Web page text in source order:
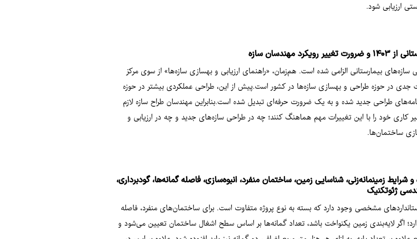
ارزیابی شود.
سازه
عملکردی برای تمامی سازه‌های بیمارستانی الزامی شده است. هم‌زمان، «راهنمای ارزیابی و بهسازی سازه‌ها» از سوی مرکز
جدی در حوزه طراحی و بهسازی سازه‌ها در کشور است.پیش از این، طراحی عملکردی بیشتر در حوزه
سازه‌ها وارد آیین‌نامه‌های طراحی جدید شده و به یک ضرورت حرفه‌ای تبدیل شده است.بنابراین مهندسان طراح سازه لازم
خود را با این تغییرات مهم هماهنگ کنند؛ چه در طراحی سازه‌های جدید و چه در ارزیابی و
ساختمان‌ها.
زمینمانه‌زنی، شناسایی زمین، ساختمان منفرد، انبوه‌سازی، فاصله گمانه‌ها، گودبرداری،
ژئوتکنیک
مشخصی وجود دارد که بسته به نوع پروژه متفاوت است. برای ساختمان‌های منفرد، فاصله
زمین نیز بستگی دارد؛ اگر لایه‌بندی زمین یکنواخت باشد، تعداد گمانه‌ها بر اساس سطح اشغال ساختمان تعیین می‌شود و